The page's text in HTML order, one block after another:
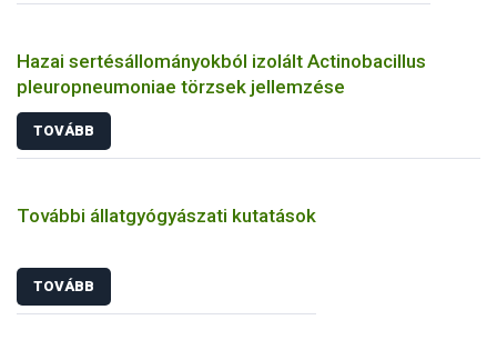
Hazai sertésállományokból izolált Actinobacillus
pleuropneumoniae törzsek jellemzése
TOVÁBB
További állatgyógyászati kutatások
TOVÁBB